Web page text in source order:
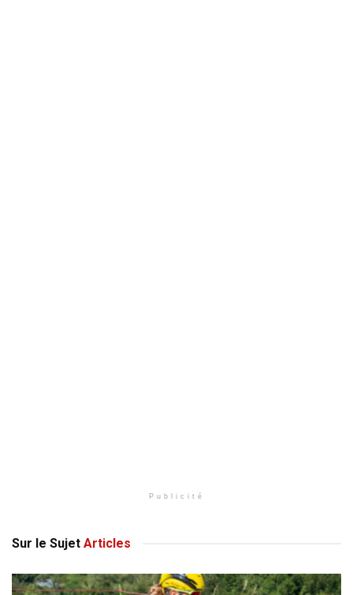
Publicité
Sur le Sujet Articles